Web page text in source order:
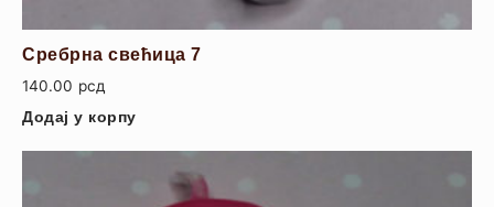
Сребрна свећица 7
140.00 рсд
Додај у корпу